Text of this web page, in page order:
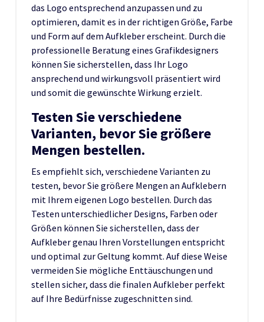
das Logo entsprechend anzupassen und zu
optimieren, damit es in der richtigen Größe, Farbe
und Form auf dem Aufkleber erscheint. Durch die
professionelle Beratung eines Grafikdesigners
können Sie sicherstellen, dass Ihr Logo
ansprechend und wirkungsvoll präsentiert wird
und somit die gewünschte Wirkung erzielt.
Testen Sie verschiedene
Varianten, bevor Sie größere
Mengen bestellen.
Es empfiehlt sich, verschiedene Varianten zu
testen, bevor Sie größere Mengen an Aufklebern
mit Ihrem eigenen Logo bestellen. Durch das
Testen unterschiedlicher Designs, Farben oder
Größen können Sie sicherstellen, dass der
Aufkleber genau Ihren Vorstellungen entspricht
und optimal zur Geltung kommt. Auf diese Weise
vermeiden Sie mögliche Enttäuschungen und
stellen sicher, dass die finalen Aufkleber perfekt
auf Ihre Bedürfnisse zugeschnitten sind.